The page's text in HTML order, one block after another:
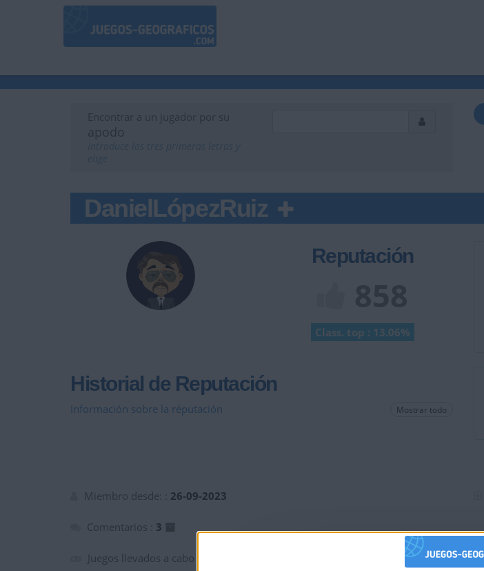
Encontrar a un jugador por su
apodo
DanielLópezRuiz
Reputación
Class. top : 13.06%
Historial de Reputación
Información sobre la réputación Mostrar todo
Miembro desde: : 26-09-2023
Comentarios : 3
Juegos llevados a cabo :